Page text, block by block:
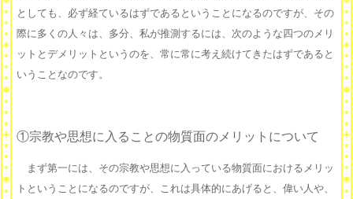
としても、必ず経ているはずであるということになるのですが、その
際に多くの人々は、多分、私が推測するには、次のような四つのメリ
ットとデメリットというのを、常に常に考え続けてきたはずであると
いうことなのです。
①宗教や思想に入ることの物質面のメリットについて
まず第一には、その宗教や思想に入っている物質面におけるメリッ
トということになるのですが、これは具体的にあげると、偉い人や、